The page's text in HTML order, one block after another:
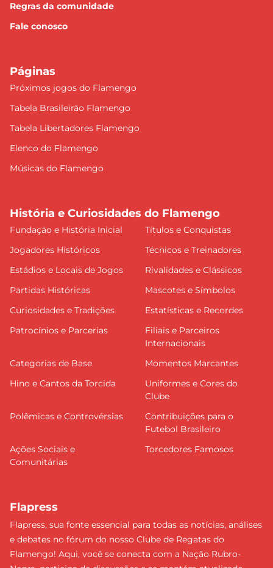
Regras da comunidade
Fale conosco
Páginas
Próximos jogos do Flamengo
Tabela Brasileirão Flamengo
Tabela Libertadores Flamengo
Elenco do Flamengo
Músicas do Flamengo
História e Curiosidades do Flamengo
Fundação e História Inicial
Títulos e Conquistas
Jogadores Históricos
Técnicos e Treinadores
Estádios e Locais de Jogos
Rivalidades e Clássicos
Partidas Históricas
Mascotes e Símbolos
Curiosidades e Tradições
Estatísticas e Recordes
Patrocínios e Parcerias
Filiais e Parceiros
Internacionais
Categorias de Base
Momentos Marcantes
Hino e Cantos da Torcida
Uniformes e Cores do
Clube
Polêmicas e Controvérsias
Contribuições para o
Futebol Brasileiro
Ações Sociais e
Comunitárias
Torcedores Famosos
Flapress
Flapress, sua fonte essencial para todas as notícias, análises
e debates no fórum do nosso Clube de Regatas do
Flamengo! Aqui, você se conecta com a Nação Rubro-